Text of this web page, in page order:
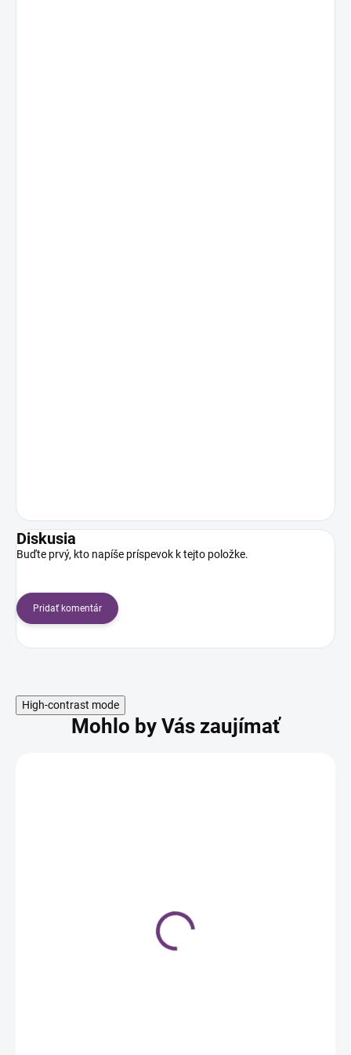
Diskusia
Buďte prvý, kto napíše príspevok k tejto položke.
Pridať komentár
High-contrast mode
Mohlo by Vás zaujímať
Silky Color Care farba
na vlasy 100 ml - 12.00